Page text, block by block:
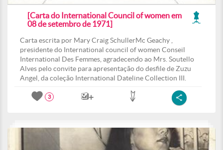
[Carta do International Council of women em
08 de setembro de 1971]
Carta escrita por Mary Craig SchullerMc Geachy ,
presidente do International council of women Conseil
International Des Femmes, agradecendo ao Mrs. Soutello
Alves pelo convite para apresentação do desfile de Zuzu
Angel, da coleção International Dateline Collection III.
3